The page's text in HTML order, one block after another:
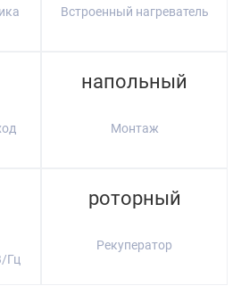
Встроенный нагреватель
напольный
Монтаж
Гц
роторный
Рекуператор